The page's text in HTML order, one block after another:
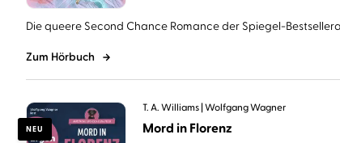
Die queere Second Chance Romance der Spiegel-
Zum Hörbuch
NEU
T. A. Williams Wolfgang Wagner
Mord in Florenz